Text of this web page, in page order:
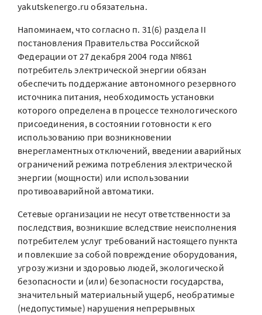
yakutskenergo.ru обязательна.
Напоминаем, что согласно п. 31(6) раздела II
постановления Правительства Российской
Федерации от 27 декабря 2004 года №861
потребитель электрической энергии обязан
обеспечить поддержание автономного резервного
источника питания, необходимость установки
которого определена в процессе технологического
присоединения, в состоянии готовности к его
использованию при возникновении
внерегламентных отключений, введении аварийных
ограничений режима потребления электрической
энергии (мощности) или использовании
противоаварийной автоматики.
Сетевые организации не несут ответственности за
последствия, возникшие вследствие неисполнения
потребителем услуг требований настоящего пункта
и повлекшие за собой повреждение оборудования,
угрозу жизни и здоровью людей, экологической
безопасности и (или) безопасности государства,
значительный материальный ущерб, необратимые
(недопустимые) нарушения непрерывных